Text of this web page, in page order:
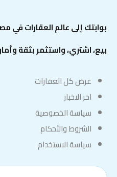
بوابتك إلى عالم العقارات في
بيع، اشتري، واستثمر بثقة
عرض كل العقارات
اخر الاخبار
سياسة الخصوصية
الشروط والأحكام
سياسة الاستخدام